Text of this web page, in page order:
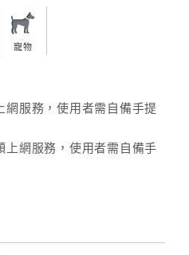
寵物
網服務，使用者需自備手提
上網服務，使用者需自備手